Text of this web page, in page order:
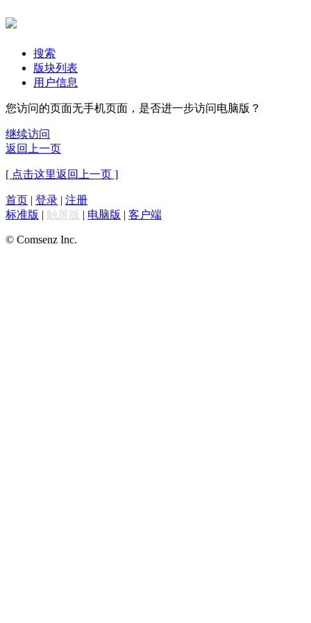
搜索
版块列表
用户信息
您访问的页面无手机页面，是否进一步访问电脑版？
继续访问
返回上一页
[ 点击这里返回上一页 ]
首页 | 登录 | 注册
标准版 | 触屏版 | 电脑版 | 客户端
© Comsenz Inc.